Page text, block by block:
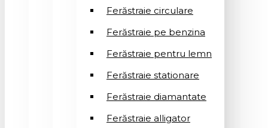
Ferăstraie circulare
Ferăstraie pe benzina
Ferăstraie pentru lemn
Ferăstraie stationare
Ferăstraie diamantate
Ferăstraie alligator